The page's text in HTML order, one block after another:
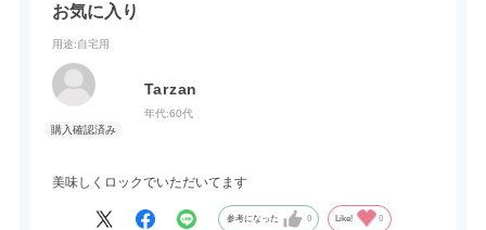
お気に入り
用途:自宅用
Tarzan
年代:60代
美味しくロックでいただいてます
参考になった 0 Like! 0